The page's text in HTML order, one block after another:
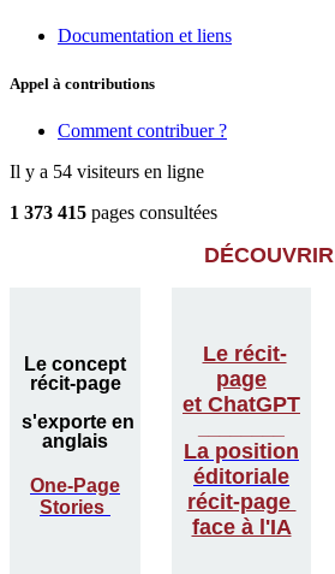
Documentation et liens
Appel à contributions
Comment contribuer ?
Il y a 54 visiteurs en ligne
1 373 415 pages consultées
DÉCOUVRIR
Le concept
récit-page
s'exporte en
anglais
One-Page
Stories
Le récit-
page
et ChatGPT
La position
éditoriale
récit-page
face à l'IA